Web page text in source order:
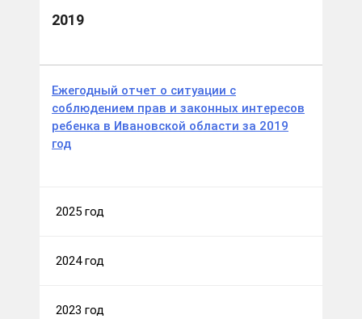
2019
Ежегодный отчет о ситуации с
соблюдением прав и законных интересов
ребенка в Ивановской области за 2019
год
2025 год
2024 год
2023 год